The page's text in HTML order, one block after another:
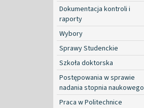
Dokumentacja kontroli i
raporty
Wybory
Sprawy Studenckie
Szkoła doktorska
Postępowania w sprawie
nadania stopnia naukowego
Praca w Politechnice